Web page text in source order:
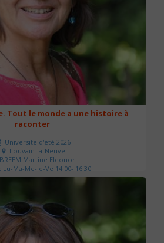
Tout le monde a une histoire à
raconter
Université d'été 2026
Louvain-la-Neuve
BREEM Martine Eleonor
Lu-Ma-Me-Je-Ve 14:00- 16:30
de séances : 3